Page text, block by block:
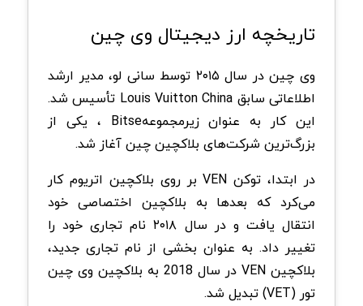
تاریخچه ارز دیجیتال وی ‌چین
وی چین در سال ۲۰۱۵ توسط سانی لو، مدیر ارشد
اطلاعاتی سابق Louis Vuitton China تأسیس شد.
این کار به عنوان زیرمجموعهBitse ، یکی از
بزرگ‌ترین شرکت‌های بلاکچین چین آغاز شد.
در ابتدا، توکن VEN بر روی بلاکچین اتریوم کار
می‌کرد که بعدها به بلاکچین اختصاصی خود
انتقال یافت و در سال ۲۰۱۸ نام تجاری خود را
تغییر داد. به عنوان بخشی از نام تجاری جدید،
بلاکچین VEN در سال 2018 به بلاکچین وی چین
تور (VET) تبدیل شد.